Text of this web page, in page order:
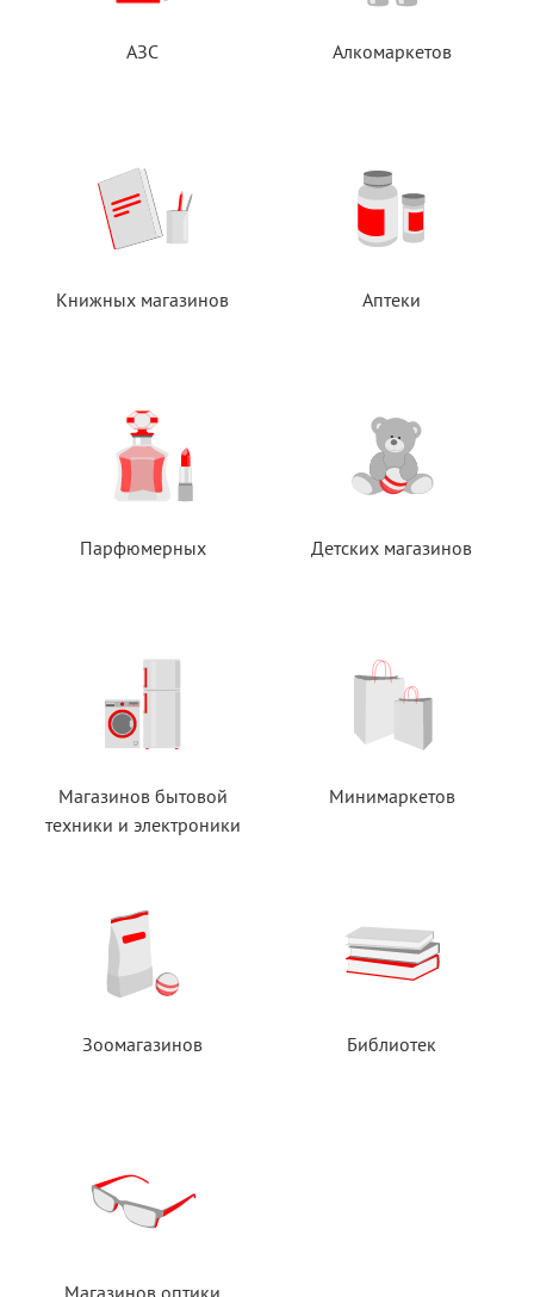
АЗС Алкомаркетов
Книжных магазинов Аптеки
Парфюмерных Детских магазинов
Магазинов бытовой
техники и электроники
Минимаркетов
Зоомагазинов Библиотек
Магазинов оптики